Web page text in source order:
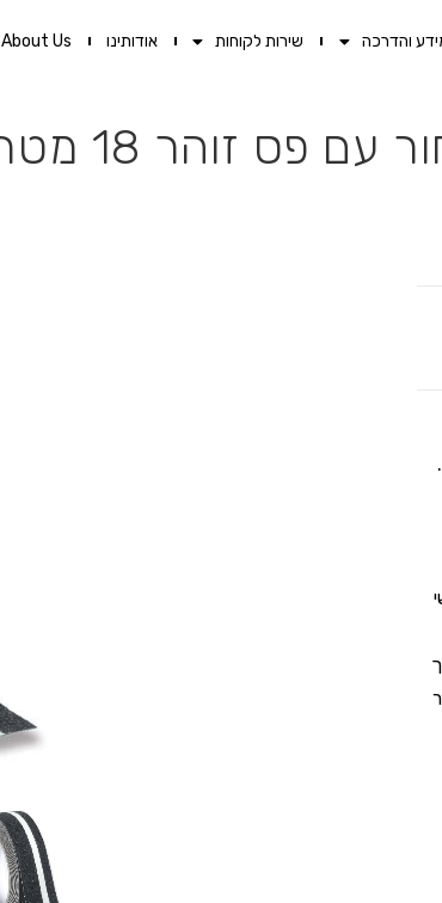
והדרכה שירות לקוחות אודותינו About Us
פס זוהר 18 מטר